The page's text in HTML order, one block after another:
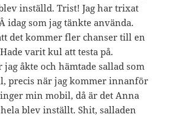
inställd. Trist! Jag har trixat
idag som jag tänkte använda.
det kommer fler chanser till en
varit kul att testa på.
åkte och hämtade sallad som
precis när jag kommer innanför
min mobil, då är det Anna
blev inställt. Shit, salladen